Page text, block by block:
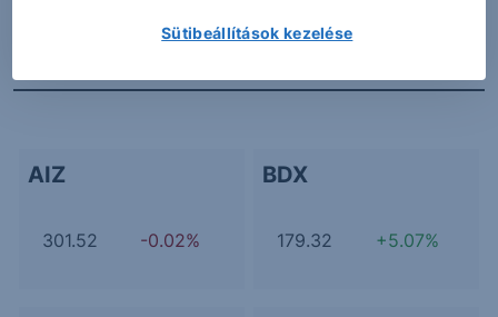
AIZ
301.52 -0.02%
BDX
179.32 +5.07%
Sütibeállítások kezelése